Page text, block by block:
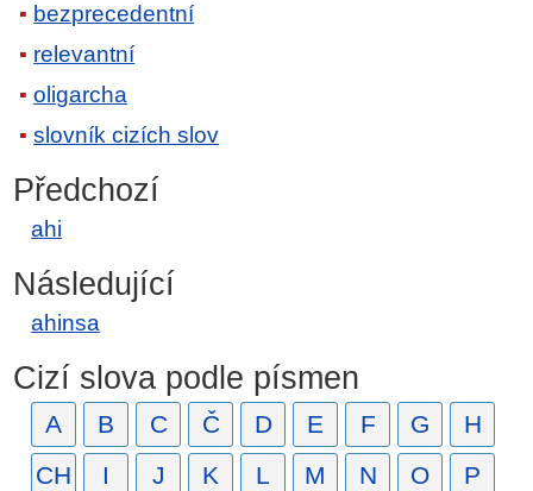
bezprecedentní
relevantní
oligarcha
slovník cizích slov
Předchozí
ahi
Následující
ahinsa
Cizí slova podle písmen
A B C Č D E F G
H
CH
I J K L M N O P